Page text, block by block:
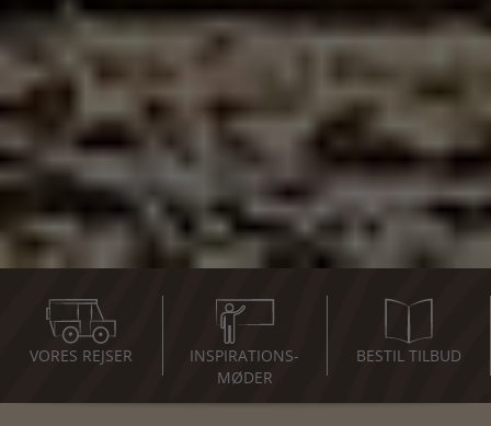
VORES REJSER
INSPIRATIONS-
MØDER
BESTIL TILBUD